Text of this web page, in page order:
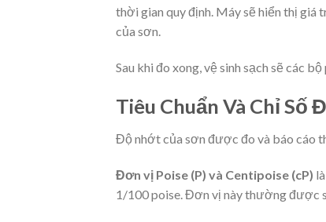
thời gian quy định. Máy sẽ hiển thị giá
của sơn.
Sau khi đo xong, vệ sinh sạch sẽ các
Tiêu Chuẩn Và Chỉ Số
Độ nhớt của sơn được đo và báo cáo
Đơn vị Poise (P) và Centipoise (cP)
1/100 poise. Đơn vị này thường được